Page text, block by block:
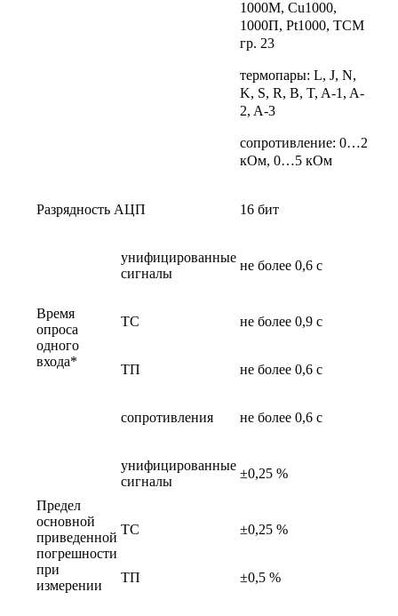
1000М, Cu1000,
1000П, Pt1000, ТСМ
гр. 23
термопары: L, J, N,
K, S, R, B, T, A-1, A-
2, A-3
сопротивление: 0…2
кОм, 0…5 кОм
Разрядность АЦП 16 бит
Время
опроса
одного
входа*
унифицированные
сигналы
не более 0,6 с
ТС не более 0,9 с
ТП не более 0,6 с
сопротивления не более 0,6 с
Предел
основной
приведенной
погрешности
при
измерении
унифицированные
сигналы
±0,25 %
ТС ±0,25 %
ТП ±0,5 %